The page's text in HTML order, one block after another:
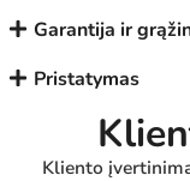
Garantija ir
Pristatymas
Kliento